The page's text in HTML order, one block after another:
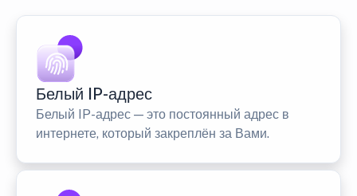
Белый IP-адрес
Белый IP-адрес — это постоянный адрес в
интернете, который закреплён за Вами.